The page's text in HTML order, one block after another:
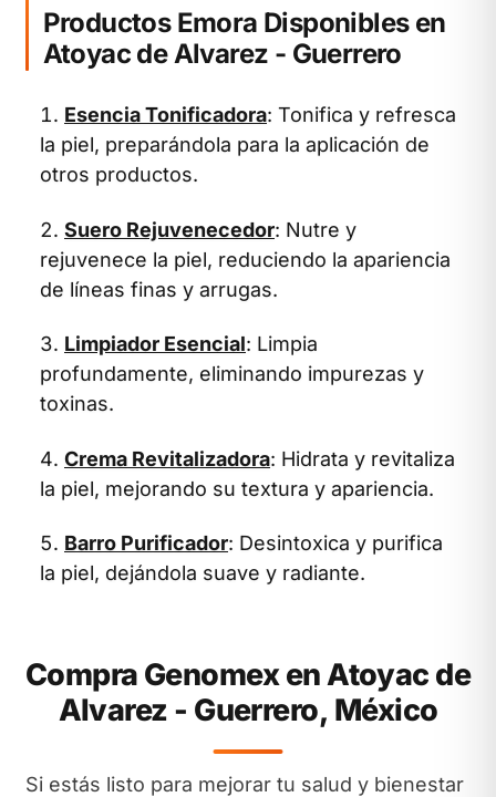
Productos Emora Disponibles en
Atoyac de Alvarez - Guerrero
Esencia Tonificadora: Tonifica y refresca
la piel, preparándola para la aplicación de
otros productos.
Suero Rejuvenecedor: Nutre y
rejuvenece la piel, reduciendo la apariencia
de líneas finas y arrugas.
Limpiador Esencial: Limpia
profundamente, eliminando impurezas y
toxinas.
Crema Revitalizadora: Hidrata y revitaliza
la piel, mejorando su textura y apariencia.
Barro Purificador: Desintoxica y purifica
la piel, dejándola suave y radiante.
Compra Genomex en Atoyac de
Alvarez - Guerrero, México
Si estás listo para mejorar tu salud y bienestar